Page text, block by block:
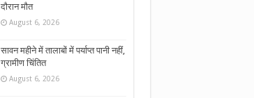
दौरान मौत
August 6, 2026
सावन महीने में तालाबों में पर्याप्त पानी नहीं,
ग्रामीण चिंतित
August 6, 2026